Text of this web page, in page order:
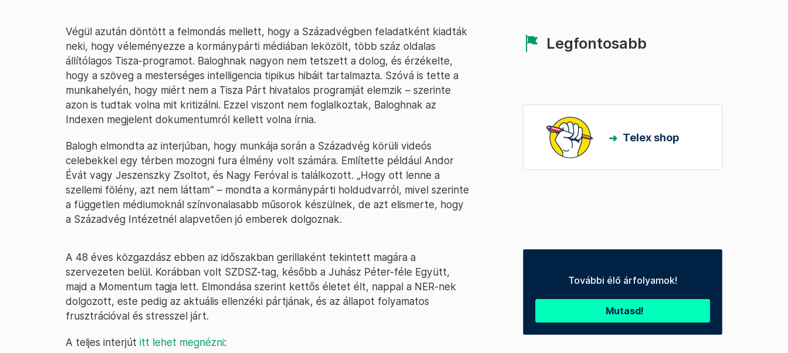
Végül azután döntött a felmondás mellett, hogy a Századvégben feladatként kiadták
neki, hogy véleményezze a kormánypárti médiában leközölt, több száz oldalas
állítólagos Tisza-programot. Baloghnak nagyon nem tetszett a dolog, és érzékelte,
hogy a szöveg a mesterséges intelligencia tipikus hibáit tartalmazta. Szóvá is tette a
munkahelyén, hogy miért nem a Tisza Párt hivatalos programját elemzik – szerinte
azon is tudtak volna mit kritizálni. Ezzel viszont nem foglalkoztak, Baloghnak az
Indexen megjelent dokumentumról kellett volna írnia.
Balogh elmondta az interjúban, hogy munkája során a Századvég körüli videós
celebekkel egy térben mozogni fura élmény volt számára. Említette például Andor
Évát vagy Jeszenszky Zsoltot, és Nagy Feróval is találkozott. „Hogy ott lenne a
szellemi fölény, azt nem láttam” – mondta a kormánypárti holdudvarról, mivel szerinte
a független médiumoknál színvonalasabb műsorok készülnek, de azt elismerte, hogy
a Századvég Intézetnél alapvetően jó emberek dolgoznak.
A 48 éves közgazdász ebben az időszakban gerillaként tekintett magára a
szervezeten belül. Korábban volt SZDSZ-tag, később a Juhász Péter-féle Együtt,
majd a Momentum tagja lett. Elmondása szerint kettős életet élt, nappal a NER-nek
dolgozott, este pedig az aktuális ellenzéki pártjának, és az állapot folyamatos
frusztrációval és stresszel járt.
A teljes interjút itt lehet megnézni:
Legfontosabb
Telex shop
További élő árfolyamok!
Mutasd!